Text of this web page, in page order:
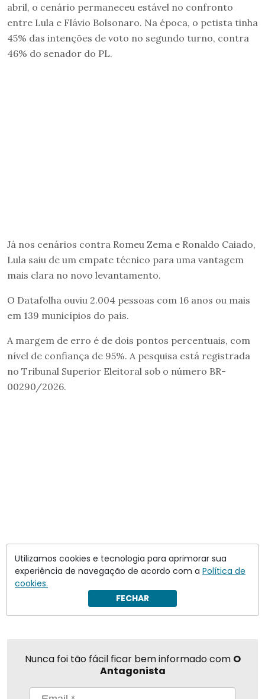
abril, o cenário permaneceu estável no confronto
entre Lula e Flávio Bolsonaro. Na época, o petista tinha
45% das intenções de voto no segundo turno, contra
46% do senador do PL.
Já nos cenários contra Romeu Zema e Ronaldo Caiado,
Lula saiu de um empate técnico para uma vantagem
mais clara no novo levantamento.
O Datafolha ouviu 2.004 pessoas com 16 anos ou mais
em 139 municípios do país.
A margem de erro é de dois pontos percentuais, com
nível de confiança de 95%. A pesquisa está registrada
no Tribunal Superior Eleitoral sob o número BR-
00290/2026.
Compartilhar
Nunca foi tão fácil ficar bem informado com O
Antagonista
Utilizamos cookies e tecnologia para aprimorar sua
experiência de navegação de acordo com a Política de
cookies.
FECHAR